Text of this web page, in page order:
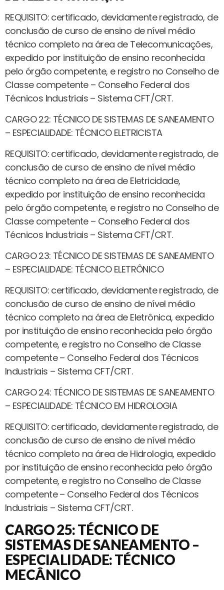
REQUISITO: certificado, devidamente registrado, de
conclusão de curso de ensino de nível médio
técnico completo na área de Telecomunicações,
expedido por instituição de ensino reconhecida
pelo órgão competente, e registro no Conselho de
Classe competente – Conselho Federal dos
Técnicos Industriais – Sistema CFT/CRT.
CARGO 22: TÉCNICO DE SISTEMAS DE SANEAMENTO
– ESPECIALIDADE: TÉCNICO ELETRICISTA
REQUISITO: certificado, devidamente registrado, de
conclusão de curso de ensino de nível médio
técnico completo na área de Eletricidade,
expedido por instituição de ensino reconhecida
pelo órgão competente, e registro no Conselho de
Classe competente – Conselho Federal dos
Técnicos Industriais – Sistema CFT/CRT.
CARGO 23: TÉCNICO DE SISTEMAS DE SANEAMENTO
– ESPECIALIDADE: TÉCNICO ELETRÔNICO
REQUISITO: certificado, devidamente registrado, de
conclusão de curso de ensino de nível médio
técnico completo na área de Eletrônica, expedido
por instituição de ensino reconhecida pelo órgão
competente, e registro no Conselho de Classe
competente – Conselho Federal dos Técnicos
Industriais – Sistema CFT/CRT.
CARGO 24: TÉCNICO DE SISTEMAS DE SANEAMENTO
– ESPECIALIDADE: TÉCNICO EM HIDROLOGIA
REQUISITO: certificado, devidamente registrado, de
conclusão de curso de ensino de nível médio
técnico completo na área de Hidrologia, expedido
por instituição de ensino reconhecida pelo órgão
competente, e registro no Conselho de Classe
competente – Conselho Federal dos Técnicos
Industriais – Sistema CFT/CRT.
CARGO 25: TÉCNICO DE
SISTEMAS DE SANEAMENTO –
ESPECIALIDADE: TÉCNICO
MECÂNICO